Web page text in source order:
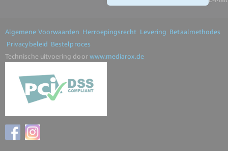
Algemene Voorwaarden Herroepingsrecht Levering Betaalmethodes
Privacybeleid Bestelproces
Technische uitvoering doorwww.mediarox.de